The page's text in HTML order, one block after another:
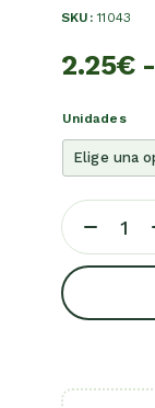
SKU:11043
2.25€ -
Unidades